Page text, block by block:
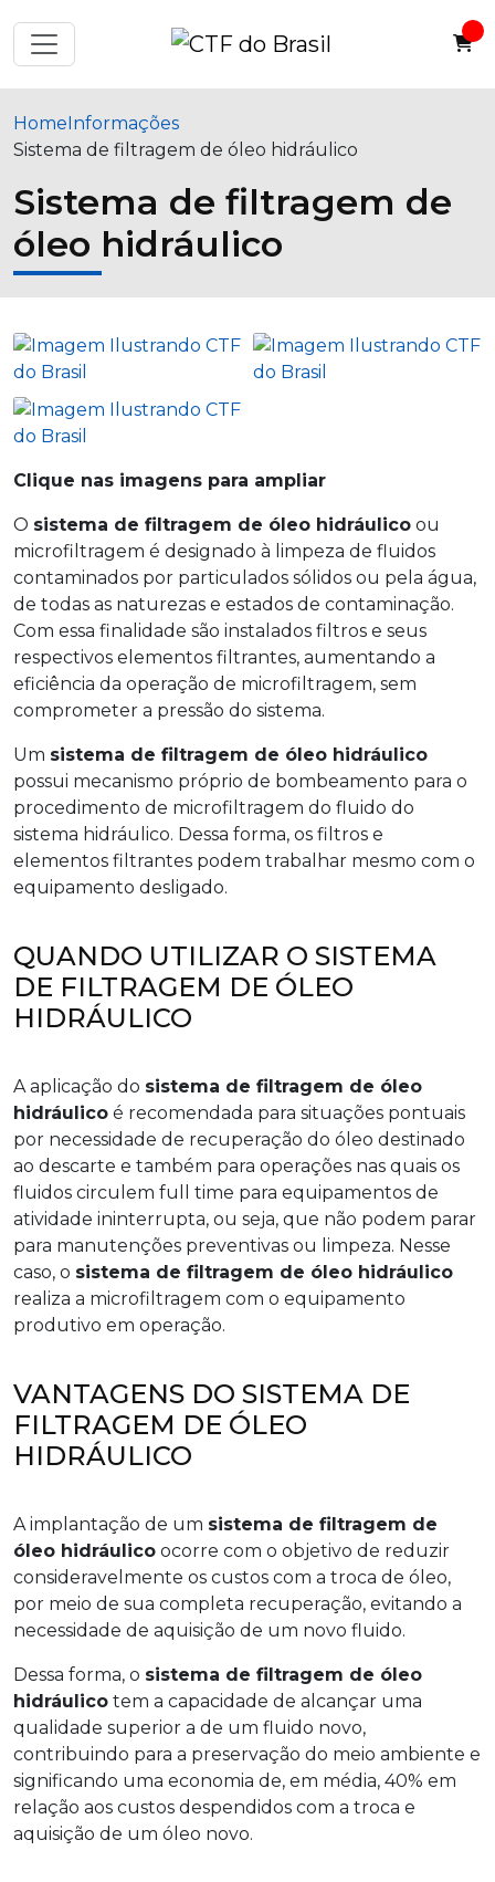
HomeInformações
Sistema de filtragem de óleo hidráulico
Sistema de filtragem de
óleo hidráulico
Clique nas imagens para ampliar
O sistema de filtragem de óleo hidráulico ou
microfiltragem é designado à limpeza de fluidos
contaminados por particulados sólidos ou pela água,
de todas as naturezas e estados de contaminação.
Com essa finalidade são instalados filtros e seus
respectivos elementos filtrantes, aumentando a
eficiência da operação de microfiltragem, sem
comprometer a pressão do sistema.
Um sistema de filtragem de óleo hidráulico
possui mecanismo próprio de bombeamento para o
procedimento de microfiltragem do fluido do
sistema hidráulico. Dessa forma, os filtros e
elementos filtrantes podem trabalhar mesmo com o
equipamento desligado.
QUANDO UTILIZAR O SISTEMA
DE FILTRAGEM DE ÓLEO
HIDRÁULICO
A aplicação do sistema de filtragem de óleo
hidráulico é recomendada para situações pontuais
por necessidade de recuperação do óleo destinado
ao descarte e também para operações nas quais os
fluidos circulem full time para equipamentos de
atividade ininterrupta, ou seja, que não podem parar
para manutenções preventivas ou limpeza. Nesse
caso, o sistema de filtragem de óleo hidráulico
realiza a microfiltragem com o equipamento
produtivo em operação.
VANTAGENS DO SISTEMA DE
FILTRAGEM DE ÓLEO
HIDRÁULICO
A implantação de um sistema de filtragem de
óleo hidráulico ocorre com o objetivo de reduzir
consideravelmente os custos com a troca de óleo,
por meio de sua completa recuperação, evitando a
necessidade de aquisição de um novo fluido.
Dessa forma, o sistema de filtragem de óleo
hidráulico tem a capacidade de alcançar uma
qualidade superior a de um fluido novo,
contribuindo para a preservação do meio ambiente e
significando uma economia de, em média, 40% em
relação aos custos despendidos com a troca e
aquisição de um óleo novo.